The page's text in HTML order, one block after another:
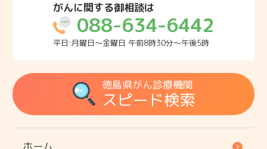
がんに関する御相談は
088-634-6442
平日:月曜日～金曜日 午前8時30分～午後5時
徳島県がん診療機関
スピード検索